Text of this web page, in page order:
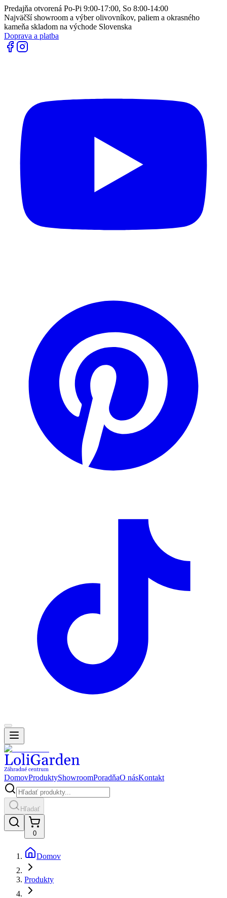
Predajňa otvorená Po-Pi 9:00-17:00, So 8:00-14:00
Najväčší showroom a výber olivovníkov, paliem a okrasného
kameňa skladom na východe Slovenska
Doprava a platba
DomovProduktyShowroomPoradňaO násKontakt
Hľadať
0
Domov
Produkty